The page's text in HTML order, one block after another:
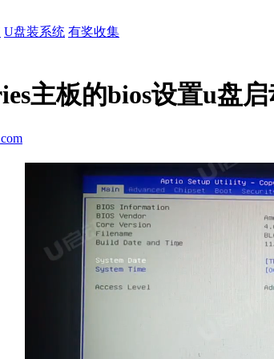
U盘装系统 有奖收集
主板的bios设置u盘